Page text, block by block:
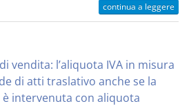
continua a leggere
vendita: l’aliquota IVA in misura
di atti traslativo anche se la
intervenuta con aliquota